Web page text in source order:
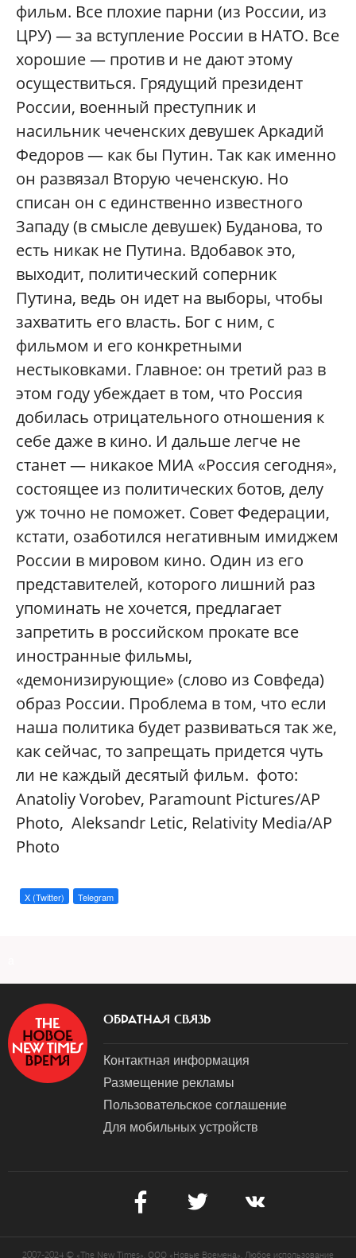
фильм. Все плохие парни (из России, из
ЦРУ) — за вступление России в НАТО. Все
хорошие — против и не дают этому
осуществиться. Грядущий президент
России, военный преступник и
насильник чеченских девушек Аркадий
Федоров — как бы Путин. Так как именно
он развязал Вторую чеченскую. Но
списан он с единственно известного
Западу (в смысле девушек) Буданова, то
есть никак не Путина. Вдобавок это,
выходит, политический соперник
Путина, ведь он идет на выборы, чтобы
захватить его власть. Бог с ним, с
фильмом и его конкретными
нестыковками. Главное: он третий раз в
этом году убеждает в том, что Россия
добилась отрицательного отношения к
себе даже в кино. И дальше легче не
станет — никакое МИА «Россия сегодня»,
состоящее из политических ботов, делу
уж точно не поможет. Совет Федерации,
кстати, озаботился негативным имиджем
России в мировом кино. Один из его
представителей, которого лишний раз
упоминать не хочется, предлагает
запретить в российском прокате все
иностранные фильмы,
«демонизирующие» (слово из Совфеда)
образ России. Проблема в том, что если
наша политика будет развиваться так же,
как сейчас, то запрещать придется чуть
ли не каждый десятый фильм. фото:
Anatoliy Vorobev, Paramount Pictures/AP
Photo, Aleksandr Letic, Relativity Media/AP
Photo
X (Twitter) Telegram
ОБРАТНАЯ СВЯЗЬ
Контактная информация
Размещение рекламы
Пользовательское соглашение
Для мобильных устройств
2007-2024 © «The New Times». ООО «Новые Времена». Любое использование